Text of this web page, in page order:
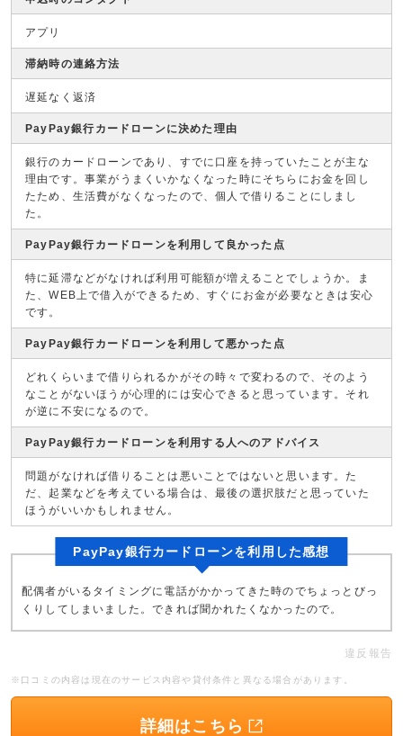
アプリ
滞納時の連絡方法
遅延なく返済
PayPay銀行カードローンに決めた理由
銀行のカードローンであり、すでに口座を持っていたことが主な
理由です。事業がうまくいかなくなった時にそちらにお金を回し
たため、生活費がなくなったので、個人で借りることにしまし
た。
PayPay銀行カードローンを利用して良かった点
特に延滞などがなければ利用可能額が増えることでしょうか。ま
た、WEB上で借入ができるため、すぐにお金が必要なときは安心
です。
PayPay銀行カードローンを利用して悪かった点
どれくらいまで借りられるかがその時々で変わるので、そのよう
なことがないほうが心理的には安心できると思っています。それ
が逆に不安になるので。
PayPay銀行カードローンを利用する人へのアドバイス
問題がなければ借りることは悪いことではないと思います。た
だ、起業などを考えている場合は、最後の選択肢だと思っていた
ほうがいいかもしれません。
PayPay銀行カードローンを利用した感想
配偶者がいるタイミングに電話がかかってきた時のでちょっとびっ
くりしてしまいました。できれば聞かれたくなかったので。
違反報告
※口コミの内容は現在のサービス内容や貸付条件と異なる場合があります。
詳細はこちら